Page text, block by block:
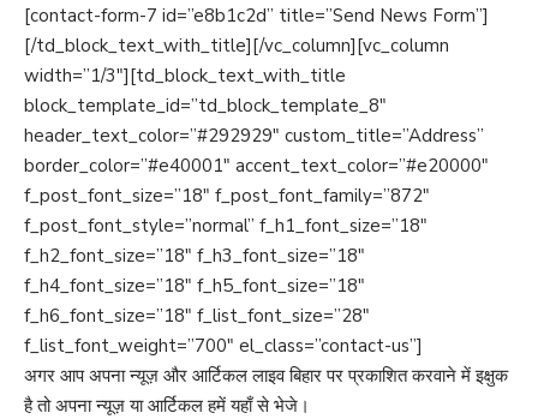
[contact-form-7 id=”e8b1c2d” title=”Send News Form”]
[/td_block_text_with_title][/vc_column][vc_column
width=”1/3″][td_block_text_with_title
block_template_id=”td_block_template_8″
header_text_color=”#292929″ custom_title=”Address”
border_color=”#e40001″ accent_text_color=”#e20000″
f_post_font_size=”18″ f_post_font_family=”872″
f_post_font_style=”normal” f_h1_font_size=”18″
f_h2_font_size=”18″ f_h3_font_size=”18″
f_h4_font_size=”18″ f_h5_font_size=”18″
f_h6_font_size=”18″ f_list_font_size=”28″
f_list_font_weight=”700″ el_class=”contact-us”]
अगर आप अपना न्यूज़ और आर्टिकल लाइव बिहार पर प्रकाशित करवाने में इक्षुक
है तो अपना न्यूज़ या आर्टिकल हमें यहाँ से भेजे।